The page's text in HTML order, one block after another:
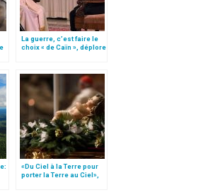
La guerre, c’est faire le
choix « de Caïn », déplore
«Du Ciel à la Terre pour
porter la Terre au Ciel»,